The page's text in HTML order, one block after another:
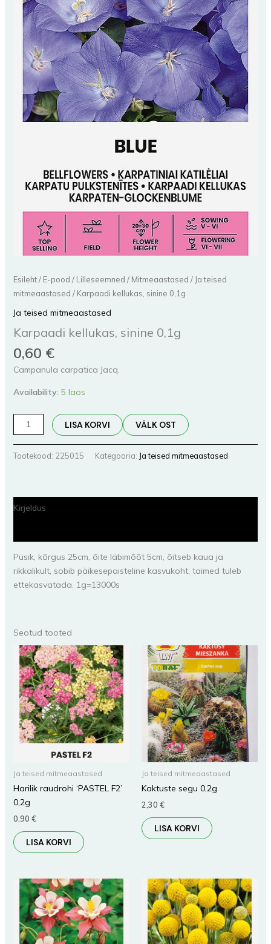
Esileht/ E-pood / Lilleseemned / Mitmeaastased / Ja teised
mitmeaastased / Karpaadi kellukas, sinine 0,1g
Ja teised mitmeaastased
Karpaadi kellukas, sinine 0,1g
0,60 €
Campanula carpatica Jacq.
Availability: 5 laos
LISA KORVI VÄLK OST
Tootekood: 225015 Kategooria: Ja teised mitmeaastased
Kirjeldus
Püsik, kõrgus 25cm, õite läbimõõt 5cm, õitseb kaua ja
rikkalikult, sobib päikesepaisteline kasvukoht, taimed tuleb
ettekasvatada. 1g=13000s
Seotud tooted
Ja teised mitmeaastased
Harilik raudrohi ‘PASTEL F2’
0,2g
0,90 €
LISA KORVI
Ja teised mitmeaastased
Kaktuste segu 0,2g
2,30 €
LISA KORVI